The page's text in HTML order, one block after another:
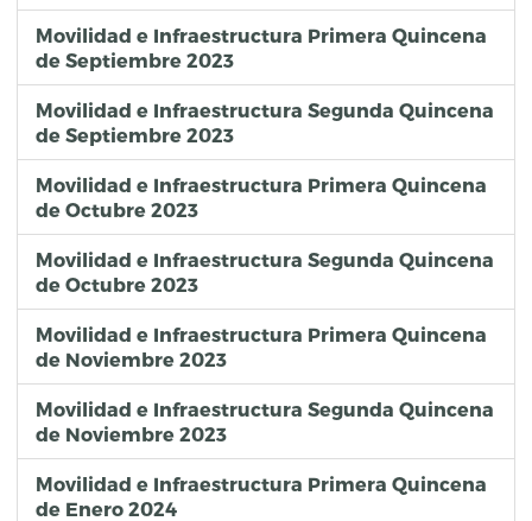
Movilidad e Infraestructura Primera Quincena
de Septiembre 2023
Movilidad e Infraestructura Segunda Quincena
de Septiembre 2023
Movilidad e Infraestructura Primera Quincena
de Octubre 2023
Movilidad e Infraestructura Segunda Quincena
de Octubre 2023
Movilidad e Infraestructura Primera Quincena
de Noviembre 2023
Movilidad e Infraestructura Segunda Quincena
de Noviembre 2023
Movilidad e Infraestructura Primera Quincena
de Enero 2024